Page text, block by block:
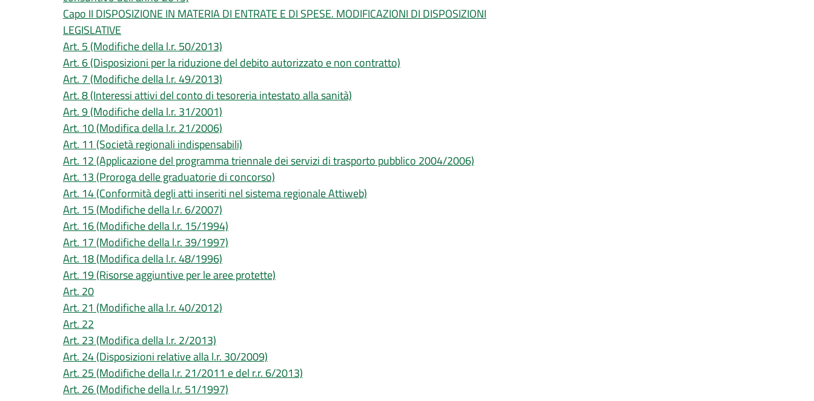
Capo II DISPOSIZIONE IN MATERIA DI ENTRATE E DI SPESE. MODIFICAZIONI DI DISPOSIZIONI
LEGISLATIVE
Art. 5 (Modifiche della l.r. 50/2013)
Art. 6 (Disposizioni per la riduzione del debito autorizzato e non contratto)
Art. 7 (Modifiche della l.r. 49/2013)
Art. 8 (Interessi attivi del conto di tesoreria intestato alla sanità)
Art. 9 (Modifiche della l.r. 31/2001)
Art. 10 (Modifica della l.r. 21/2006)
Art. 11 (Società regionali indispensabili)
Art. 12 (Applicazione del programma triennale dei servizi di trasporto pubblico 2004/2006)
Art. 13 (Proroga delle graduatorie di concorso)
Art. 14 (Conformità degli atti inseriti nel sistema regionale Attiweb)
Art. 15 (Modifiche della l.r. 6/2007)
Art. 16 (Modifiche della l.r. 15/1994)
Art. 17 (Modifiche della l.r. 39/1997)
Art. 18 (Modifica della l.r. 48/1996)
Art. 19 (Risorse aggiuntive per le aree protette)
Art. 20
Art. 21 (Modifiche alla l.r. 40/2012)
Art. 22
Art. 23 (Modifica della l.r. 2/2013)
Art. 24 (Disposizioni relative alla l.r. 30/2009)
Art. 25 (Modifiche della l.r. 21/2011 e del r.r. 6/2013)
Art. 26 (Modifiche della l.r. 51/1997)